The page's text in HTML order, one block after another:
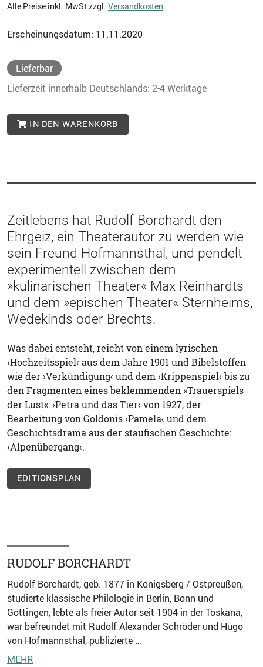
Alle Preise inkl. MwSt zzgl. Versandkosten
Erscheinungsdatum: 11.11.2020
Lieferbar
Lieferzeit innerhalb Deutschlands: 2-4 Werktage
IN DEN WARENKORB
Zeitlebens hat Rudolf Borchardt den
Ehrgeiz, ein Theaterautor zu werden wie
sein Freund Hofmannsthal, und pendelt
experimentell zwischen dem
»kulinarischen Theater« Max Reinhardts
und dem »epischen Theater« Sternheims,
Wedekinds oder Brechts.
Was dabei entsteht, reicht von einem lyrischen
›Hochzeitsspiel‹ aus dem Jahre 1901 und Bibelstoffen
wie der ›Verkündigung‹ und dem ›Krippenspiel‹ bis zu
den Fragmenten eines beklemmenden »Trauerspiels
der Lust«: ›Petra und das Tier‹ von 1927, der
Bearbeitung von Goldonis ›Pamela‹ und dem
Geschichtsdrama aus der staufischen Geschichte:
›Alpenübergang‹.
EDITIONSPLAN
RUDOLF BORCHARDT
Rudolf Borchardt, geb. 1877 in Königsberg / Ostpreußen,
studierte klassische Philologie in Berlin, Bonn und
Göttingen, lebte als freier Autor seit 1904 in der Toskana,
war befreundet mit Rudolf Alexander Schröder und Hugo
von Hofmannsthal, publizierte …
MEHR